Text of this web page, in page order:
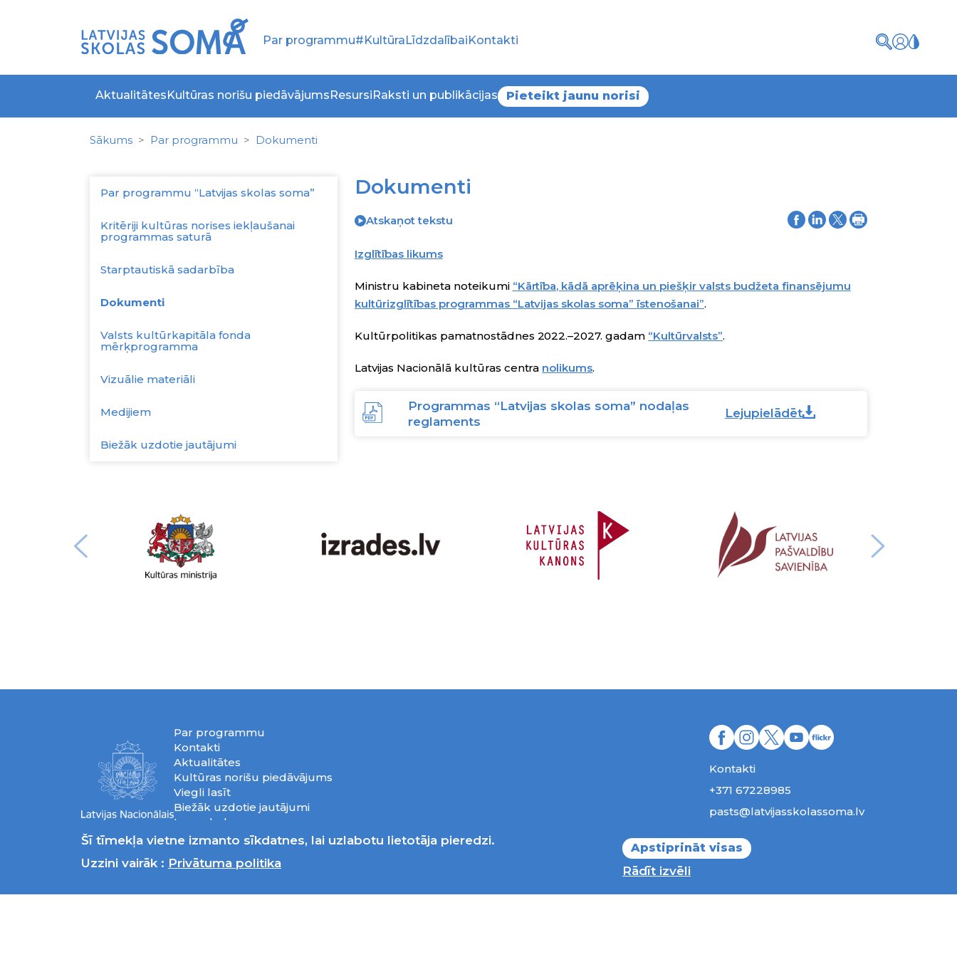
Par programmu#KultūraLīdzdalībai Kontakti
Aktualitātes Kultūras norišu piedāvājums Resursi Raksti un publikācijas Pieteikt jaunu norisi
Sākums Par programmu Dokumenti
Par programmu “Latvijas skolas soma”
Kritēriji kultūras norises iekļaušanai
programmas saturā
Starptautiskā sadarbība
Dokumenti
Valsts kultūrkapitāla fonda
mērķprogramma
Vizuālie materiāli
Medijiem
Biežāk uzdotie jautājumi
Dokumenti
Atskaņot tekstu
Izglītības likums
Ministru kabineta noteikumi “Kārtība, kādā aprēķina un piešķir valsts budžeta finansējumu
kultūrizglītības programmas “Latvijas skolas soma” īstenošanai”.
Kultūrpolitikas pamatnostādnes 2022.–2027. gadam “Kultūrvalsts”.
Latvijas Nacionālā kultūras centra nolikums.
Programmas “Latvijas skolas soma” nodaļas
reglaments
Lejupielādēt
Par programmu
Kontakti
Aktualitātes
Kultūras norišu piedāvājums
Viegli lasīt
Biežāk uzdotie jautājumi
Lapas koks
Privātuma politika
Kontakti
+371 67228985
pasts@latvijasskolassoma.lv
Pieteikties jaunumiem
© 2026 Latvijas Nacionālais kultūras centrs, publicētā satura visas tiesības aizsargātas.
Šī tīmekļa vietne izmanto sīkdatnes, lai uzlabotu lietotāja pieredzi.
Uzzini vairāk : Privātuma politika
Apstiprināt visas
Rādīt izvēli